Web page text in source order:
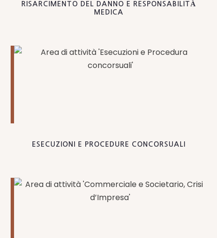
RISARCIMENTO DEL DANNO E RESPONSABILITÀ
MEDICA
ESECUZIONI E PROCEDURE CONCORSUALI